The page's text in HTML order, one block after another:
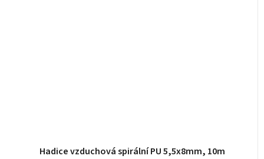
Hadice vzduchová spirální PU 5,5x8mm, 10m